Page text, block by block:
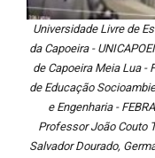
Universidade Livre de
da Capoeira -
de Capoeira Meia Lua -
de Educação
e Engenharia -
Professor João Couto
Salvador Dourado,